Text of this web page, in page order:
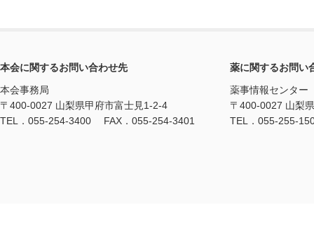
本会に関するお問い合わせ先
本会事務局
〒400-0027 山梨県甲府市富士見1-2-4
TEL．055-254-3400 FAX．055-254-3401
薬に関するお問い
薬事情報センター
〒400-0027 山梨
TEL．055-255-